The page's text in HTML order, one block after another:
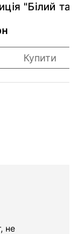
"Білий
Купити
не